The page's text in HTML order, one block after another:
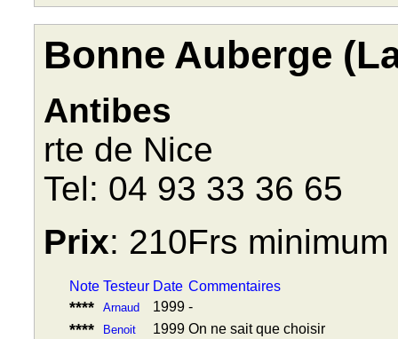
Bonne Auberge
Antibes
rte de Nice
Tel: 04 93 33 36 65
Prix: 210Frs minimum
Note Testeur Date Commentaires
**** Arnaud 1999 -
**** Benoit 1999 On ne sait que choisir